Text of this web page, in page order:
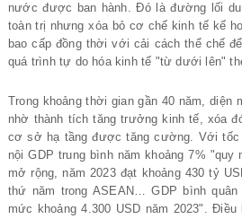
nước được ban hành. Đó là đường lối
toàn trị nhưng xóa bỏ cơ chế kinh tế kế
bao cấp đồng thời với cải cách thể chế
quá trình tự do hóa kinh tế "từ dưới lên"
Trong khoảng thời gian gần 40 năm, diện
nhờ thành tích tăng trưởng kinh tế, xóa
cơ sở hạ tầng được tăng cường. Với tốc
nội GDP trung bình năm khoảng 7%
mở rộng, năm 2023 đạt khoảng 430 tỷ
thứ năm trong ASEAN… GDP bình
mức khoảng 4.300 USD năm 2023".